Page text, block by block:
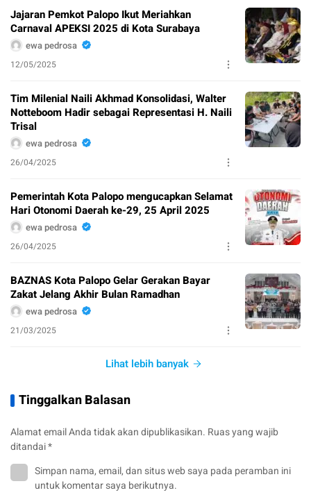
Jajaran Pemkot Palopo Ikut Meriahkan
Carnaval APEKSI 2025 di Kota Surabaya
ewa pedrosa
12/05/2025
Tim Milenial Naili Akhmad Konsolidasi, Walter
Notteboom Hadir sebagai Representasi H. Naili
Trisal
ewa pedrosa
26/04/2025
Pemerintah Kota Palopo mengucapkan Selamat
Hari Otonomi Daerah ke-29, 25 April 2025
ewa pedrosa
26/04/2025
BAZNAS Kota Palopo Gelar Gerakan Bayar
Zakat Jelang Akhir Bulan Ramadhan
ewa pedrosa
21/03/2025
Lihat lebih banyak
Tinggalkan Balasan
Alamat email Anda tidak akan dipublikasikan. Ruas yang wajib
ditandai*
Simpan nama, email, dan situs web saya pada peramban ini
untuk komentar saya berikutnya.